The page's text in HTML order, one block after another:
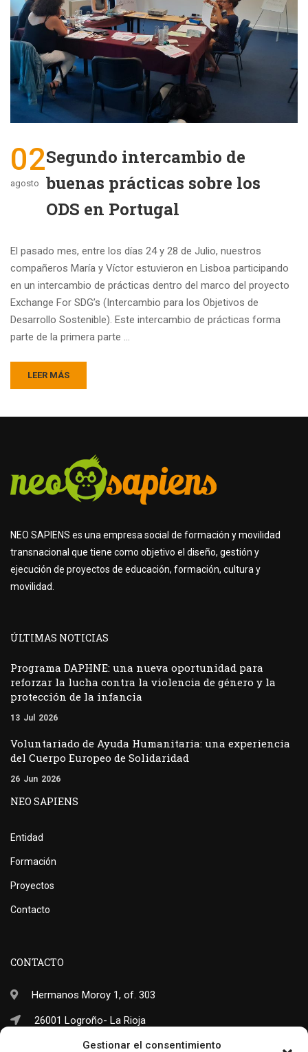
Gestionar el consentimiento
02
agosto
Segundo intercambio de
buenas prácticas sobre los
ODS en Portugal
El pasado mes, entre los días 24 y 28 de Julio, nuestros
compañeros María y Víctor estuvieron en Lisboa participando
en un intercambio de prácticas dentro del marco del proyecto
Exchange For SDG’s (Intercambio para los Objetivos de
Desarrollo Sostenible). Este intercambio de prácticas forma
parte de la primera parte …
LEER MÁS
NEO SAPIENS es una empresa social de formación y movilidad
transnacional que tiene como objetivo el diseño, gestión y
ejecución de proyectos de educación, formación, cultura y
movilidad.
ÚLTIMAS NOTICIAS
Programa DAPHNE: una nueva oportunidad para
reforzar la lucha contra la violencia de género y la
protección de la infancia
13 Jul 2026
Voluntariado de Ayuda Humanitaria: una experiencia
del Cuerpo Europeo de Solidaridad
26 Jun 2026
NEO SAPIENS
Entidad
Formación
Proyectos
Contacto
CONTACTO
Hermanos Moroy 1, of. 303
26001 Logroño- La Rioja
(+34) 941 703 245